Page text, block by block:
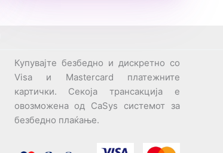
Купувајте безбедно и дискретно со
Visa и Mastercard платежните
картички. Секоја трансакција е
овозможена од CaSys системот за
безбедно плаќање.